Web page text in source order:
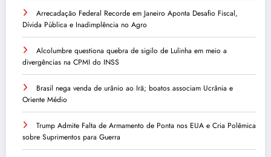
Arrecadação Federal Recorde em Janeiro Aponta Desafio Fiscal,
Dívida Pública e Inadimplência no Agro
Alcolumbre questiona quebra de sigilo de Lulinha em meio a
divergências na CPMI do INSS
Brasil nega venda de urânio ao Irã; boatos associam Ucrânia e
Oriente Médio
Trump Admite Falta de Armamento de Ponta nos EUA e Cria Polêmica
sobre Suprimentos para Guerra